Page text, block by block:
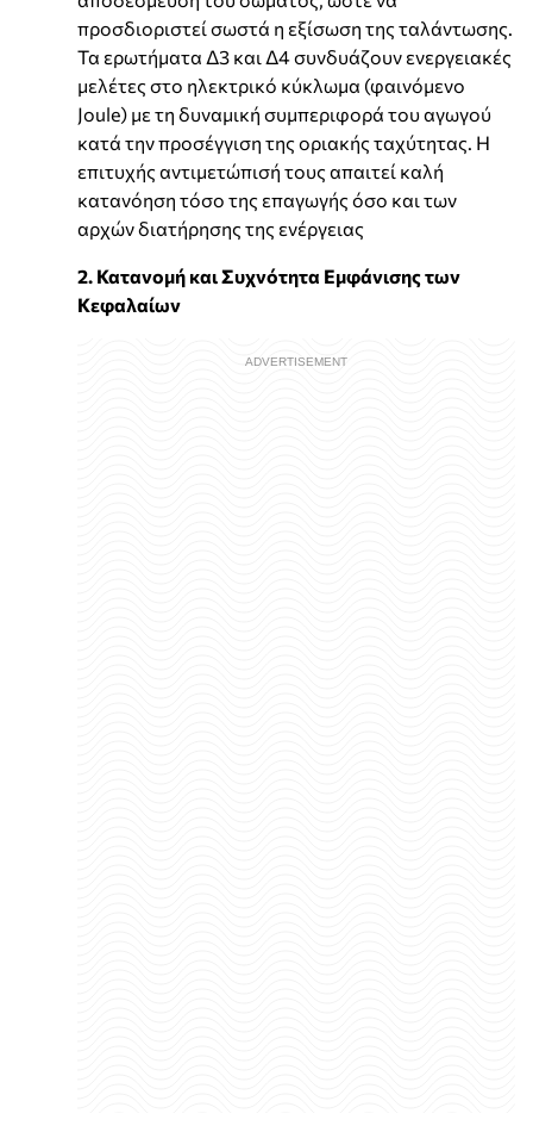
προσδιοριστεί σωστά η εξίσωση της ταλάντωσης.
Τα ερωτήματα Δ3 και Δ4 συνδυάζουν ενεργειακές
μελέτες στο ηλεκτρικό κύκλωμα (φαινόμενο
Joule) με τη δυναμική συμπεριφορά του αγωγού
κατά την προσέγγιση της οριακής ταχύτητας. Η
επιτυχής αντιμετώπισή τους απαιτεί καλή
κατανόηση τόσο της επαγωγής όσο και των
αρχών διατήρησης της ενέργειας
2. Κατανομή και Συχνότητα Εμφάνισης των
Κεφαλαίων